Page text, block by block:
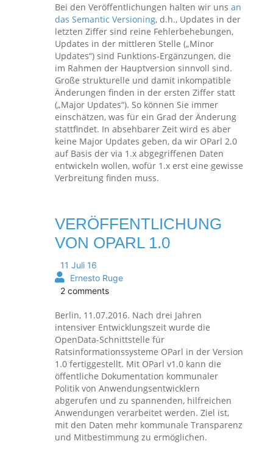
Bei den Veröffentlichungen halten wir uns an
das Semantic Versioning, d.h., Updates in der
letzten Ziffer sind reine Fehlerbehebungen,
Updates in der mittleren Stelle („Minor
Updates“) sind Funktions-Ergänzungen, die
im Rahmen der Hauptversion sinnvoll sind.
Große strukturelle und damit inkompatible
Änderungen finden in der ersten Ziffer statt
(„Major Updates“). So können Sie immer
einschätzen, was für ein Grad der Änderung
stattfindet. In absehbarer Zeit wird es aber
keine Major Updates geben, da wir OParl 2.0
auf Basis der via 1.x abgegriffenen Daten
entwickeln wollen, wofür 1.x erst eine gewisse
Verbreitung finden muss.
VERÖFFENTLICHUNG
VON OPARL 1.0
11 Juli 16
Ernesto Ruge
2 comments
Berlin, 11.07.2016. Nach drei Jahren
intensiver Entwicklungszeit wurde die
OpenData-Schnittstelle für
Ratsinformationssysteme OParl in der Version
1.0 fertiggestellt. Mit OParl v1.0 kann die
öffentliche Dokumentation kommunaler
Politik von Anwendungsentwicklern
abgerufen und zu spannenden, hilfreichen
Anwendungen verarbeitet werden. Ziel ist,
mit den Daten mehr kommunale Transparenz
und Mitbestimmung zu ermöglichen.